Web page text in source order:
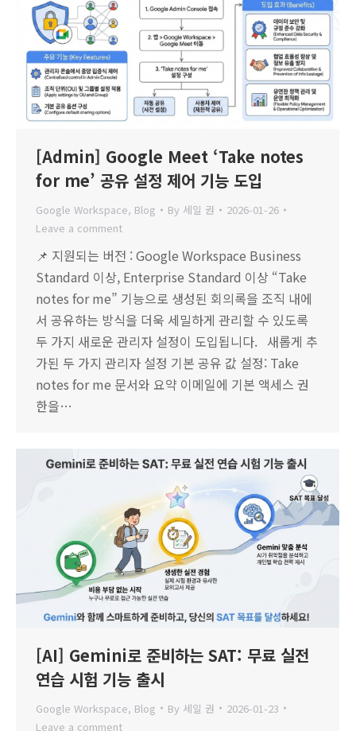
[Admin] Google Meet ‘Take notes
for me’ 공유 설정 제어 기능 도입
Google Workspace, Blog By 세일 권
2026-01-26
Leave a comment
📌 지원되는 버전 : Google Workspace Business
Standard 이상, Enterprise Standard 이상 “Take
notes for me” 기능으로 생성된 회의록을 조직 내에
서 공유하는 방식을 더욱 세밀하게 관리할 수 있도록
두 가지 새로운 관리자 설정이 도입됩니다. 새롭게 추
가된 두 가지 관리자 설정 기본 공유 값 설정: Take
notes for me 문서와 요약 이메일에 기본 액세스 권
한을…
[AI] Gemini로 준비하는 SAT: 무료 실전
연습 시험 기능 출시
Google Workspace, Blog By 세일 권
2026-01-23
Leave a comment